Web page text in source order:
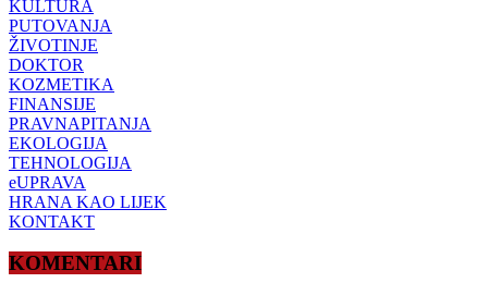
KULTURA
PUTOVANJA
ŽIVOTINJE
DOKTOR
KOZMETIKA
FINANSIJE
PRAVNAPITANJA
EKOLOGIJA
TEHNOLOGIJA
eUPRAVA
HRANA KAO LIJEK
KONTAKT
KOMENTARI